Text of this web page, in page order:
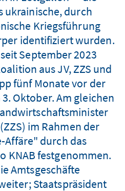
ukrainische, durch
Kriegsführung
identifiziert wurden.
September 2023
aus JV, ZZS und
fünf Monate vor der
Oktober. Am gleichen
im Rahmen der
Affäre" durch das
KNAB festgenommen.
Amtsgeschäfte
Staatspräsident